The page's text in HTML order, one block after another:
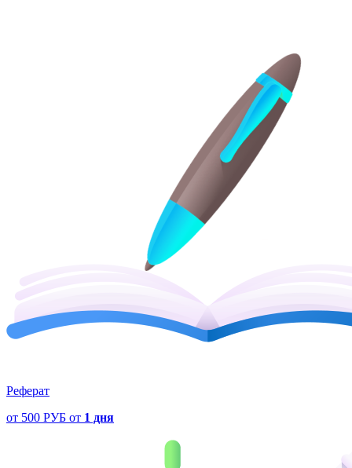
Реферат
от 500 РУБ от 1 дня